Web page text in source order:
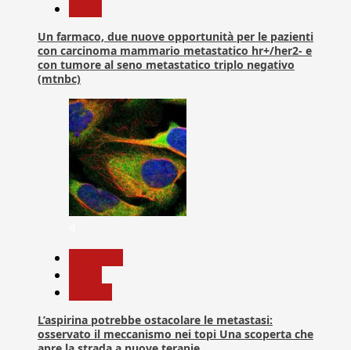
Un farmaco, due nuove opportunità per le pazienti
con carcinoma mammario metastatico hr+/her2- e
con tumore al seno metastatico triplo negativo
(mtnbc)
L’aspirina potrebbe ostacolare le metastasi:
osservato il meccanismo nei topi Una scoperta che